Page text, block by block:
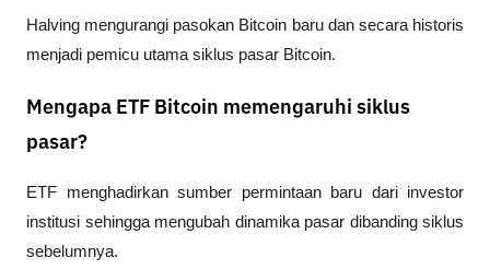
Halving mengurangi pasokan Bitcoin baru dan secara historis
menjadi pemicu utama siklus pasar Bitcoin.
Mengapa ETF Bitcoin memengaruhi siklus
pasar?
ETF menghadirkan sumber permintaan baru dari investor
institusi sehingga mengubah dinamika pasar dibanding siklus
sebelumnya.